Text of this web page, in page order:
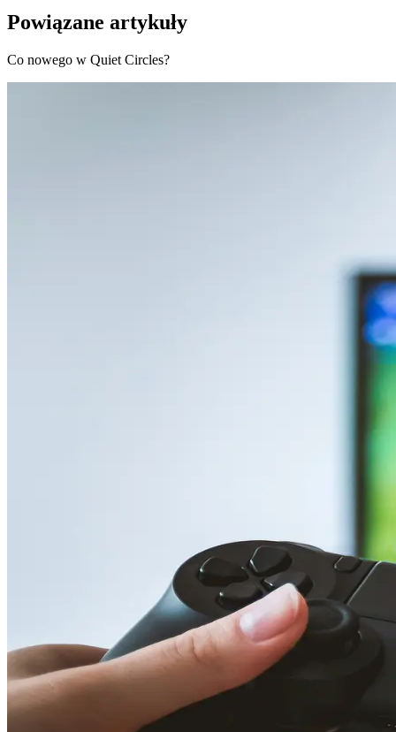
Powiązane artykuły
Co nowego w Quiet Circles?